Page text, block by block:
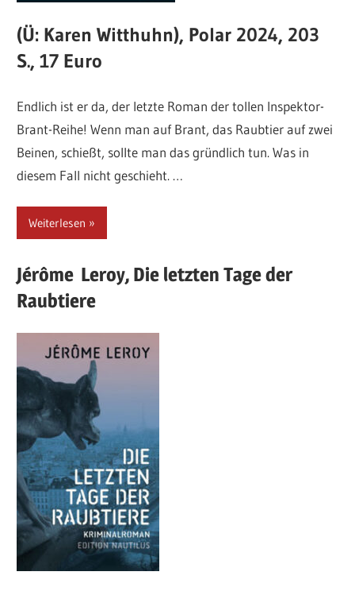
(Ü: Karen Witthuhn), Polar 2024, 203
S., 17 Euro
Endlich ist er da, der letzte Roman der tollen Inspektor-
Brant-Reihe! Wenn man auf Brant, das Raubtier auf zwei
Beinen, schießt, sollte man das gründlich tun. Was in
diesem Fall nicht geschieht. …
Weiterlesen
Jérôme Leroy, Die letzten Tage der
Raubtiere